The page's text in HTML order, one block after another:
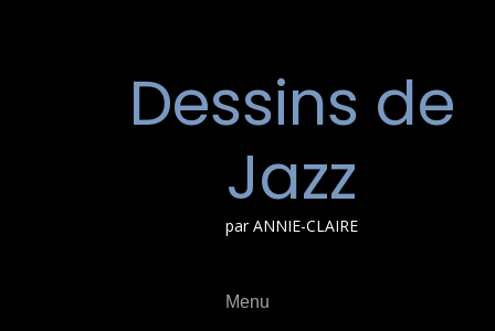
Dessins de
Jazz
par ANNIE-CLAIRE
Menu